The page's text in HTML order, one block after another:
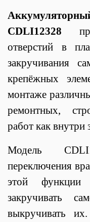
CDLI12328
отверстий в
закручивания
крепёжных
монтаже
ремонтных,
работ как внутри
Модель
переключения
этой функции
закручивать
выкручивать